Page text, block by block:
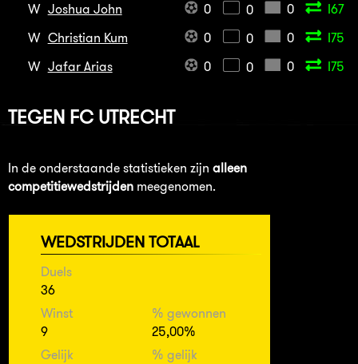
W Joshua John 0 0 0
I67
W Christian Kum 0 0 0
I75
W Jafar Arias 0 0 0 I75
TEGEN FC UTRECHT
In de onderstaande statistieken zijn alleen
competitiewedstrijden meegenomen.
WEDSTRIJDEN TOTAAL
Duels
36
Winst
9
% gewonnen
25,00%
Gelijk
% gelijk